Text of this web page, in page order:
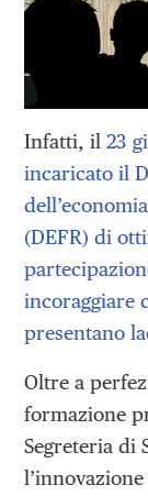
Infatti, il23
incaricato il
(DEFR) di
incoraggiare
presentano
Oltre a
formazione
Segreteria di